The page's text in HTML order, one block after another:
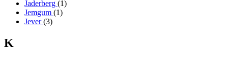
Jaderberg (1)
Jemgum (1)
Jever(3)
K